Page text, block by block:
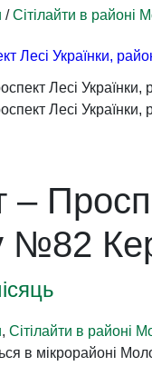
/Сітілайти в районі
–
№82
, Сітілайти в районі
в мікрорайоні